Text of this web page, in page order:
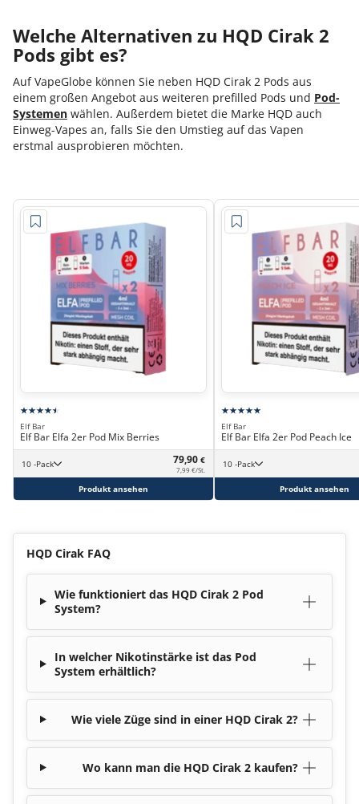
Welche Alternativen zu HQD Cirak 2
Pods gibt es?
Auf VapeGlobe können Sie neben HQD Cirak 2 Pods aus
einem großen Angebot aus weiteren prefilled Pods und Pod-
Systemen wählen. Außerdem bietet die Marke HQD auch
Einweg-Vapes an, falls Sie den Umstieg auf das Vapen
erstmal ausprobieren möchten.
Elf Bar
Elf Bar Elfa 2er Pod Mix Berries
10 -Pack 79,90 €
7,99 €/St.
Produkt ansehen
Elf Bar
Elf Bar Elfa 2er Pod Peach Ice
10 -Pack
Produkt ansehen
HQD Cirak FAQ
Wie funktioniert das HQD Cirak 2 Pod
System?
In welcher Nikotinstärke ist das Pod
System erhältlich?
Wie viele Züge sind in einer HQD Cirak 2?
Wo kann man die HQD Cirak 2 kaufen?